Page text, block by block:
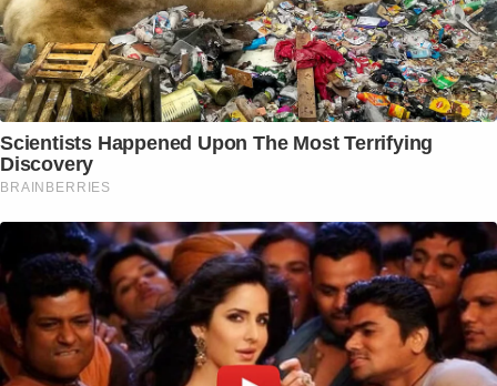
Scientists Happened Upon The Most Terrifying
Discovery
BRAINBERRIES